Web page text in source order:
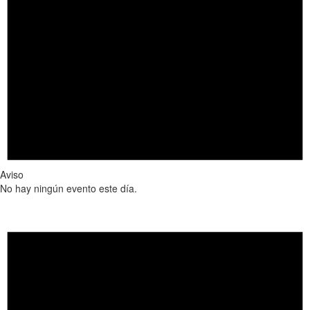
Aviso
No hay ningún evento este día.